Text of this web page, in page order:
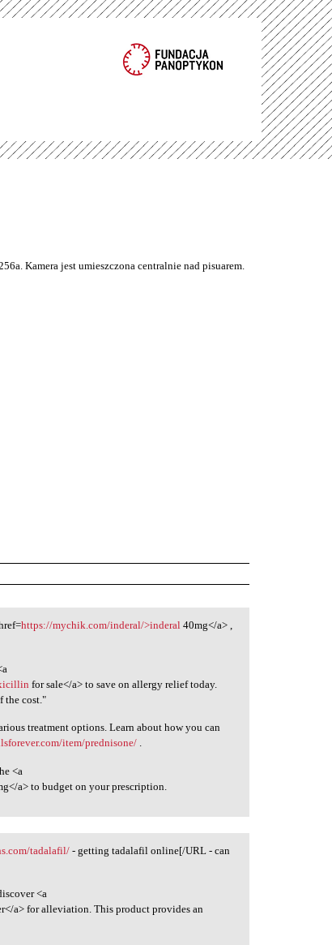
Kamera jest umieszczona centralnie nad pisuarem.
https://mychik.com/inderal/>inderal 40mg</a> ,
for sale</a> to save on allergy relief today.
the cost."
treatment options. Learn about how you can
item/prednisone/ .
<a
a> to budget on your prescription.
tadalafil/- getting tadalafil online[/URL - can
<a
a> for alleviation. This product provides an